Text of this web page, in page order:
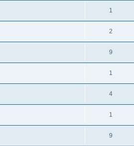
1
2
9
1
4
1
9